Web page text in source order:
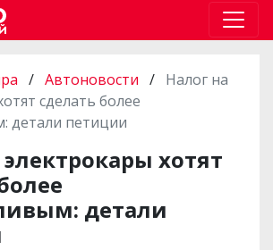
/ Автоновости / Налог на
сделать более
детали петиции
хотят
детали